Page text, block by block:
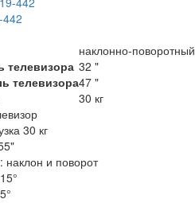
наклонно-поворотный
телевизора 32 "
телевизора47 "
30 кг
30 кг
наклон и поворот